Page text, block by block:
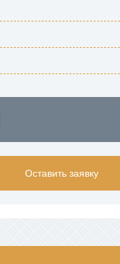
Оставить заявку